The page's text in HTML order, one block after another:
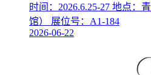
时间：2026.6.25-27 地点：
馆） 展位号：A1-184
2026-06-22